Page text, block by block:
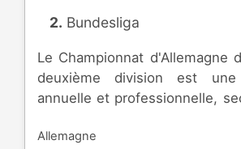
2. Bundesliga
Le Championnat d'Allemagne
deuxième division est une
annuelle et professionnelle,
meilleures équipes de la
Allemagne